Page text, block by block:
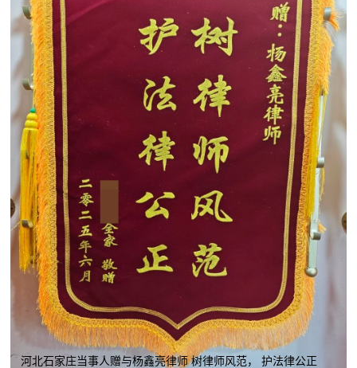
河北石家庄当事人赠与杨鑫亮律师 树律师风范， 护法律公正